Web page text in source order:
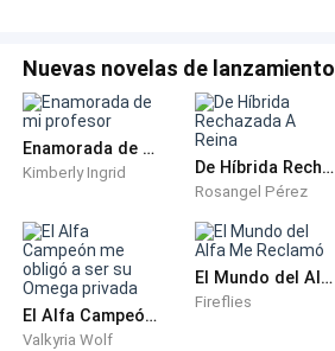
Nuevas novelas de lanzamiento
Enamorada de mi profesor
Kimberly Ingrid De Híbrida Rechazada A Reina
Rosangel Pérez
El Alfa Campeón me obligó a ser su Omega privada
Valkyria Wolf
El Mundo del Alfa Me Reclamó
Fireflies